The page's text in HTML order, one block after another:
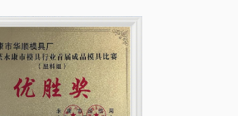
aux
le risque d'erreurs.